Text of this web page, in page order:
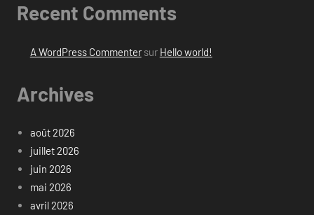
Recent Comments
A WordPress Commentersur Hello world!
Archives
août 2026
juillet 2026
juin 2026
mai 2026
avril 2026